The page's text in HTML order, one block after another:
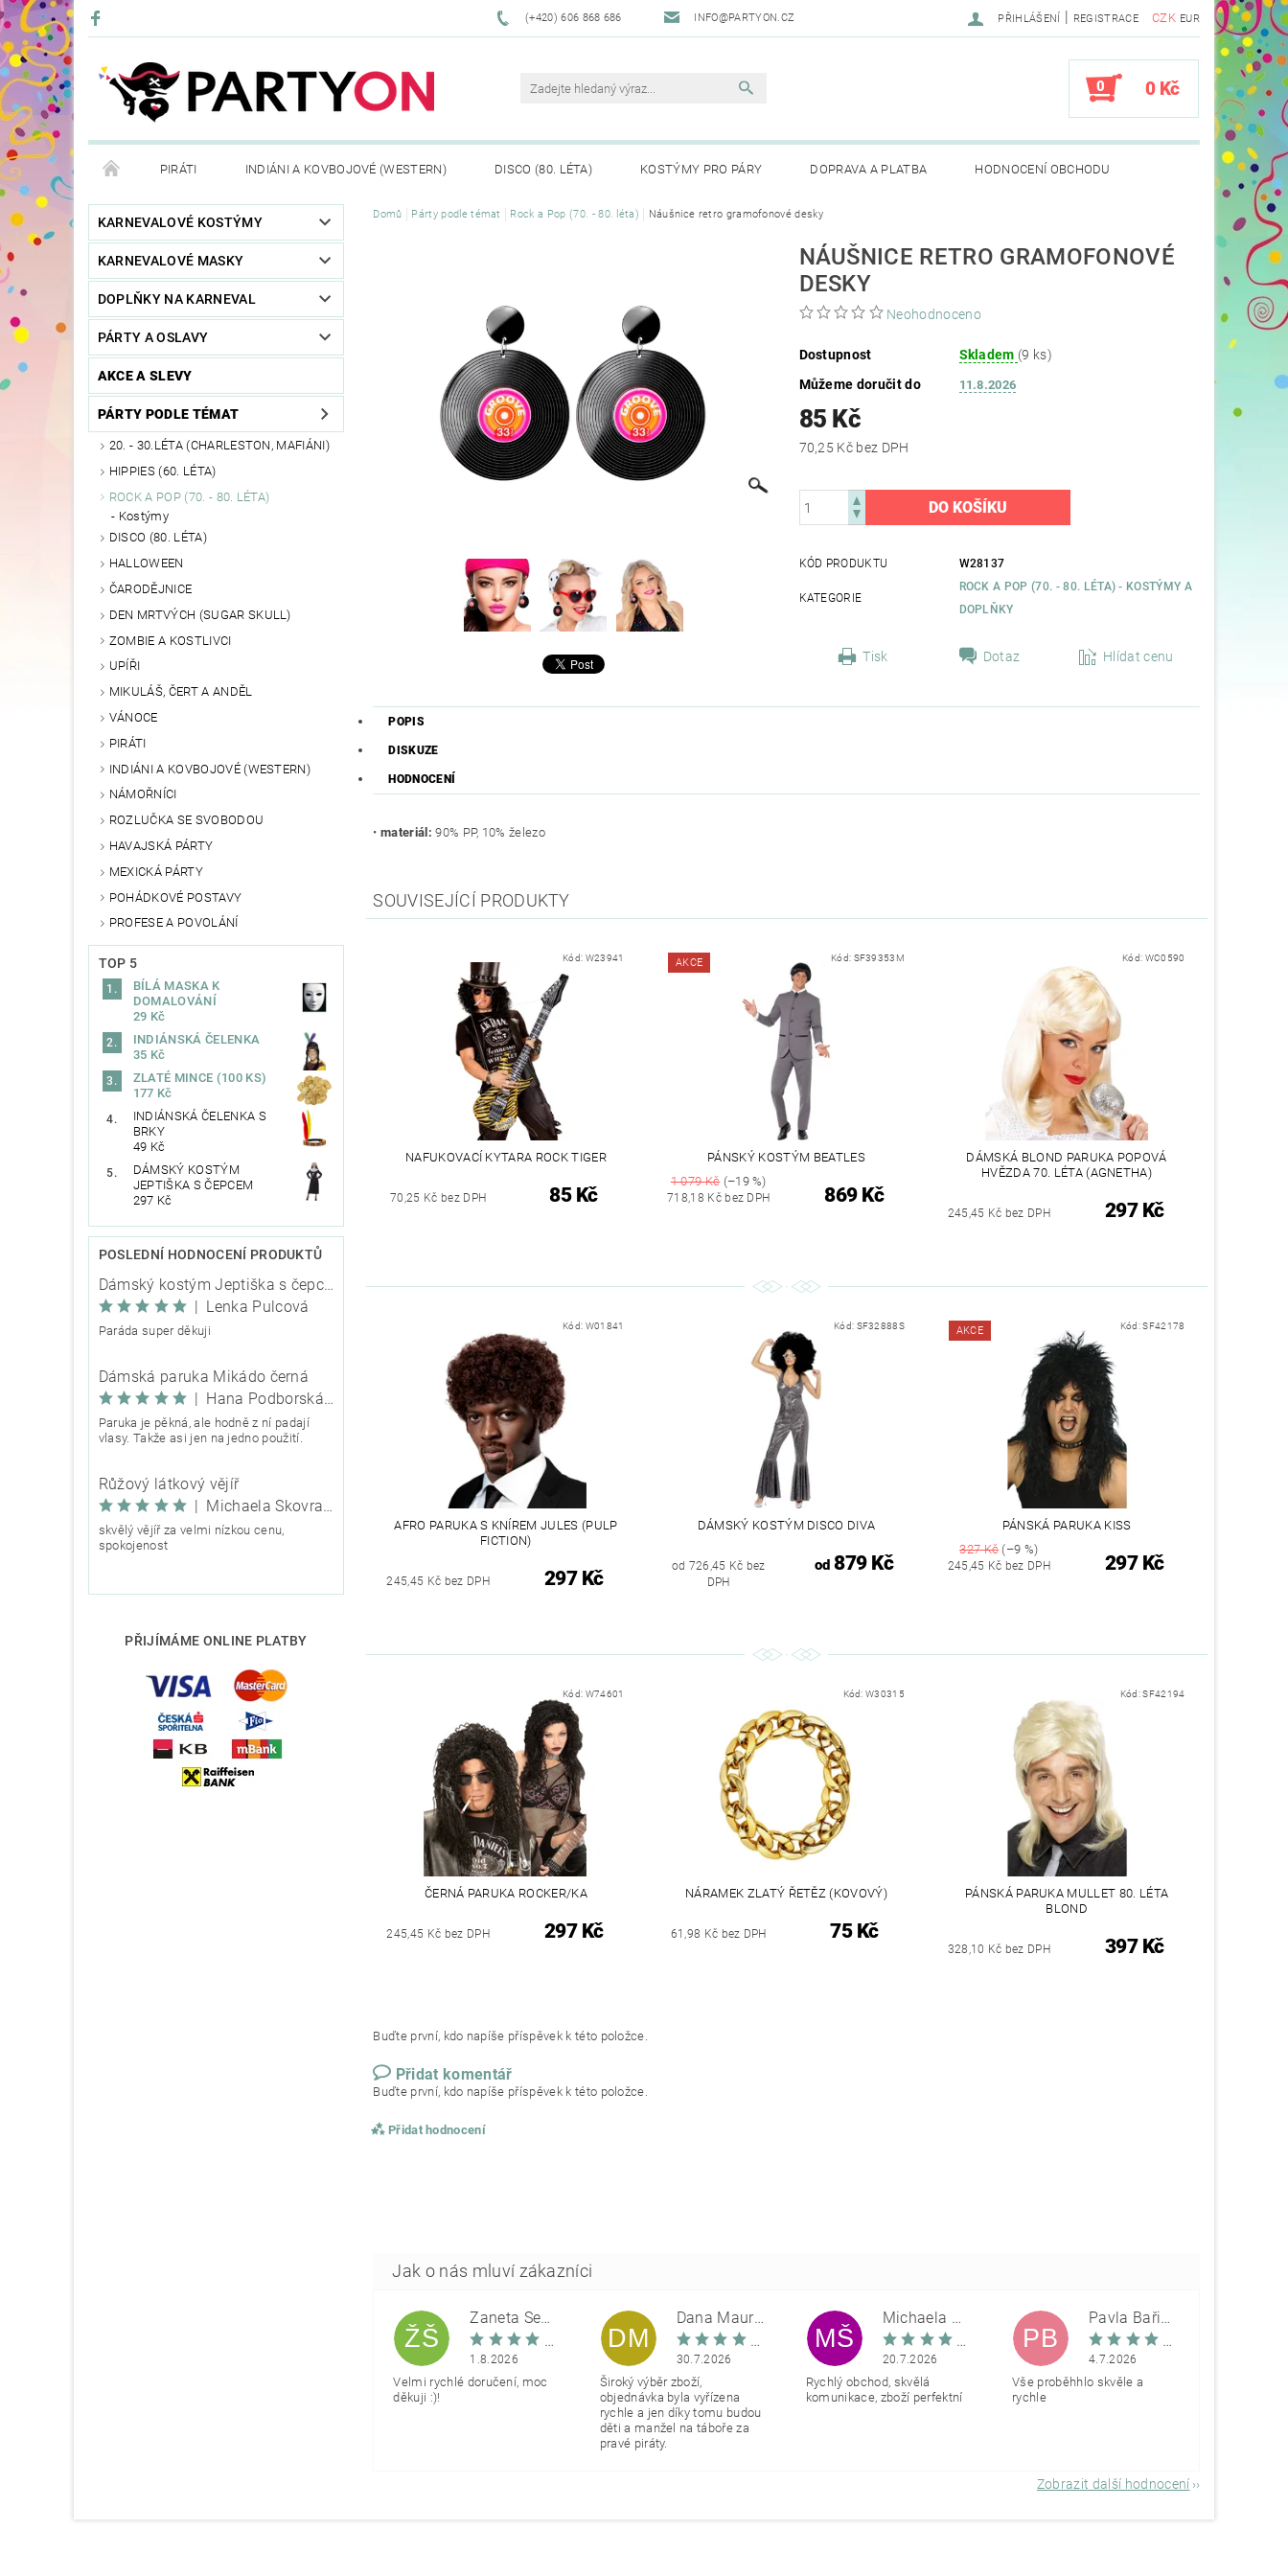
(+420) 606 868 686 INFO@PARTYON.CZ CZK EUR
PŘIHLÁŠENÍ | REGISTRACE
0 0 Kč
PIRÁTI INDIÁNI A KOVBOJOVÉ (WESTERN) DISCO (80. LÉTA) KOSTÝMY PRO PÁRY DOPRAVA A PLATBA HODNOCENÍ OBCHODU
KONTAKTY OBCHODNÍ PODMÍNKY VRÁCENÍ ZBOŽÍ REKLAMACE
KARNEVALOVÉ KOSTÝMY
KARNEVALOVÉ MASKY
DOPLŇKY NA KARNEVAL
PÁRTY A OSLAVY
AKCE A SLEVY
PÁRTY PODLE TÉMAT
20. - 30.LÉTA (CHARLESTON, MAFIÁNI)
HIPPIES (60. LÉTA)
ROCK A POP (70. - 80. LÉTA)
Kostýmy
DISCO (80. LÉTA)
HALLOWEEN
ČARODĚJNICE
DEN MRTVÝCH (SUGAR SKULL)
ZOMBIE A KOSTLIVCI
UPÍŘI
MIKULÁŠ, ČERT A ANDĚL
VÁNOCE
PIRÁTI
INDIÁNI A KOVBOJOVÉ (WESTERN)
NÁMOŘNÍCI
ROZLUČKA SE SVOBODOU
HAVAJSKÁ PÁRTY
MEXICKÁ PÁRTY
POHÁDKOVÉ POSTAVY
PROFESE A POVOLÁNÍ
TOP 5
BÍLÁ MASKA K
DOMALOVÁNÍ
29 Kč
INDIÁNSKÁ ČELENKA
35 Kč
ZLATÉ MINCE (100 KS)
177 Kč
INDIÁNSKÁ ČELENKA S
BRKY
49 Kč
DÁMSKÝ KOSTÝM
JEPTIŠKA S ČEPCEM
297 Kč
POSLEDNÍ HODNOCENÍ PRODUKTŮ
Dámský kostým Jeptiška s čepcem
Lenka Pulcová
Paráda super děkuji
Dámská paruka Mikádo černá
Hana Podborská TRIXIE
Paruka je pěkná, ale hodně z ní padají
vlasy. Takže asi jen na jedno použití.
Růžový látkový vějíř
Michaela Škovranová
skvělý vějíř za velmi nízkou cenu,
spokojenost
PŘIJÍMÁME ONLINE PLATBY
Domů Párty podle témat Rock a Pop (70. - 80. léta) Náušnice retro gramofonové desky
NÁUŠNICE RETRO GRAMOFONOVÉ
DESKY
Neohodnoceno
Dostupnost Skladem (9 ks)
Můžeme doručit do
11.8.2026
85 Kč
70,25 Kč bez DPH
KÓD PRODUKTU W28137
KATEGORIE
ROCK A POP (70. - 80. LÉTA) - KOSTÝMY A
DOPLŇKY
Tisk Dotaz Hlídat cenu
POPIS
DISKUZE
HODNOCENÍ
•materiál: 90% PP, 10% železo
SOUVISEJÍCÍ PRODUKTY
Kód: W23941
NAFUKOVACÍ KYTARA ROCK TIGER
70,25 Kč bez DPH 85 Kč
AKCE Kód: SF39353M
PÁNSKÝ KOSTÝM BEATLES
1 079 Kč(–19 %)
718,18 Kč bez DPH 869 Kč
Kód: WC0590
DÁMSKÁ BLOND PARUKA POPOVÁ
HVĚZDA 70. LÉTA (AGNETHA)
245,45 Kč bez DPH 297 Kč
Kód: W01841
AFRO PARUKA S KNÍREM JULES (PULP
FICTION)
245,45 Kč bez DPH 297 Kč
Kód: SF32888S
DÁMSKÝ KOSTÝM DISCO DIVA
od 726,45 Kč bez
DPH
od879 Kč
AKCE Kód:SF42178
PÁNSKÁ PARUKA KISS
327 Kč(–9 %)
245,45 Kč bez DPH 297 Kč
Kód: W74601
ČERNÁ PARUKA ROCKER/KA
245,45 Kč bez DPH 297 Kč
Kód:W30315
NÁRAMEK ZLATÝ ŘETĚZ (KOVOVÝ)
61,98 Kč bez DPH 75 Kč
Kód:SF42194
PÁNSKÁ PARUKA MULLET 80. LÉTA
BLOND
328,10 Kč bez DPH 397 Kč
Buďte první, kdo napíše příspěvek k této položce.
Přidat komentář
Buďte první, kdo napíše příspěvek k této položce.
Přidat hodnocení
ŽŠ
Žaneta Šemberová
1.8.2026
Velmi rychlé doručení, moc
děkuji :)!
DM
Dana Maurerová
30.7.2026
Široký výběr zboží,
objednávka byla vyřízena
rychle a jen díky tomu budou
děti a manžel na táboře za
pravé piráty.
MŠ
Michaela Škovranová
20.7.2026
Rychlý obchod, skvělá
komunikace, zboží perfektní
PB
Pavla Bařinová
4.7.2026
Vše proběhhlo skvěle a
rychle
Zobrazit další hodnocení